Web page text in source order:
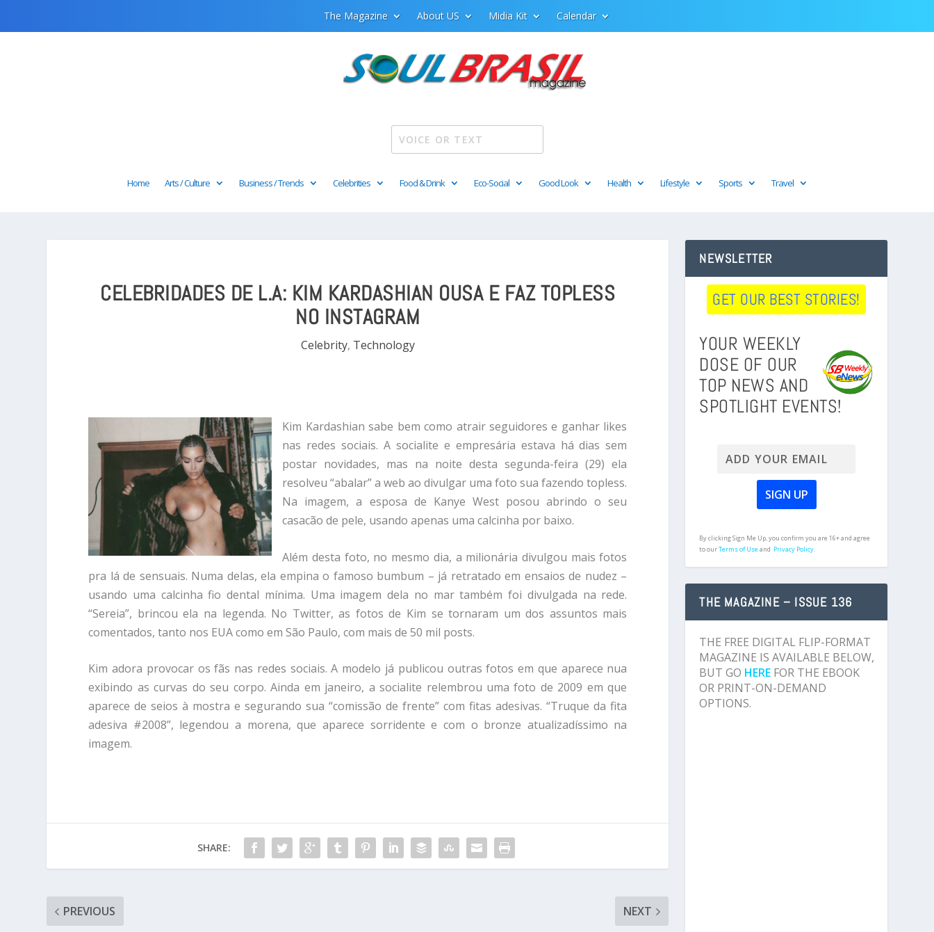
The Magazine About US Midia Kit Calendar
Home Arts / Culture Business / Trends Celebrities Food & Drink Eco-Social Good Look Health Lifestyle Sports Travel
CELEBRIDADES DE L.A: KIM KARDASHIAN OUSA E FAZ TOPLESS
NO INSTAGRAM
Celebrity, Technology
Kim Kardashian sabe bem como atrair seguidores e ganhar likes
nas redes sociais. A socialite e empresária estava há dias sem
postar novidades, mas na noite desta segunda-feira (29) ela
resolveu “abalar” a web ao divulgar uma foto sua fazendo topless.
Na imagem, a esposa de Kanye West posou abrindo o seu
casacão de pele, usando apenas uma calcinha por baixo.
Além desta foto, no mesmo dia, a milionária divulgou mais fotos
pra lá de sensuais. Numa delas, ela empina o famoso bumbum – já retratado em ensaios de nudez –
usando uma calcinha fio dental mínima. Uma imagem dela no mar também foi divulgada na rede.
“Sereia”, brincou ela na legenda. No Twitter, as fotos de Kim se tornaram um dos assuntos mais
comentados, tanto nos EUA como em São Paulo, com mais de 50 mil posts.
Kim adora provocar os fãs nas redes sociais. A modelo já publicou outras fotos em que aparece nua
exibindo as curvas do seu corpo. Ainda em janeiro, a socialite relembrou uma foto de 2009 em que
aparece de seios à mostra e segurando sua “comissão de frente” com fitas adesivas. “Truque da fita
adesiva #2008”, legendou a morena, que aparece sorridente e com o bronze atualizadíssimo na
imagem.
SHARE:
PREVIOUS NEXT
NEWSLETTER
GET OUR BEST STORIES!
YOUR WEEKLY
DOSE OF OUR
TOP NEWS AND
SPOTLIGHT EVENTS!
By clicking Sign Me Up, you confirm you are 16+ and agree
to ourTerms of Useand Privacy Policy.
THE MAGAZINE – ISSUE 136
THE FREE DIGITAL FLIP-FORMAT
MAGAZINE IS AVAILABLE BELOW,
BUT GO HERE FOR THE EBOOK
OR PRINT-ON-DEMAND
OPTIONS.